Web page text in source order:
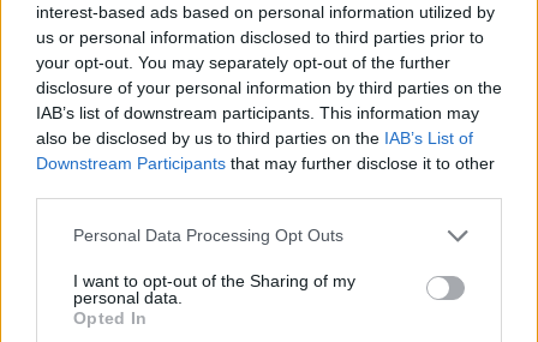
interest-based ads based on personal information utilized by
us or personal information disclosed to third parties prior to
your opt-out. You may separately opt-out of the further
disclosure of your personal information by third parties on the
IAB’s list of downstream participants. This information may
also be disclosed by us to third parties on the IAB’s List of
Downstream Participants that may further disclose it to other
Please note that this website/app uses one or more Google
not limited to your visit or usage behaviour. You may click to
grant or deny consent to Google and its third-party tags to
use your data for below specified purposes in below Google
Personal Data Processing Opt Outs
I want to opt-out of the Sharing of my
personal data.
Opted In
VAR en el fútbol: cuándo interviene, qué
revisa y qué no
El VAR ha revolucionado el fútbol. Descubre cómo…